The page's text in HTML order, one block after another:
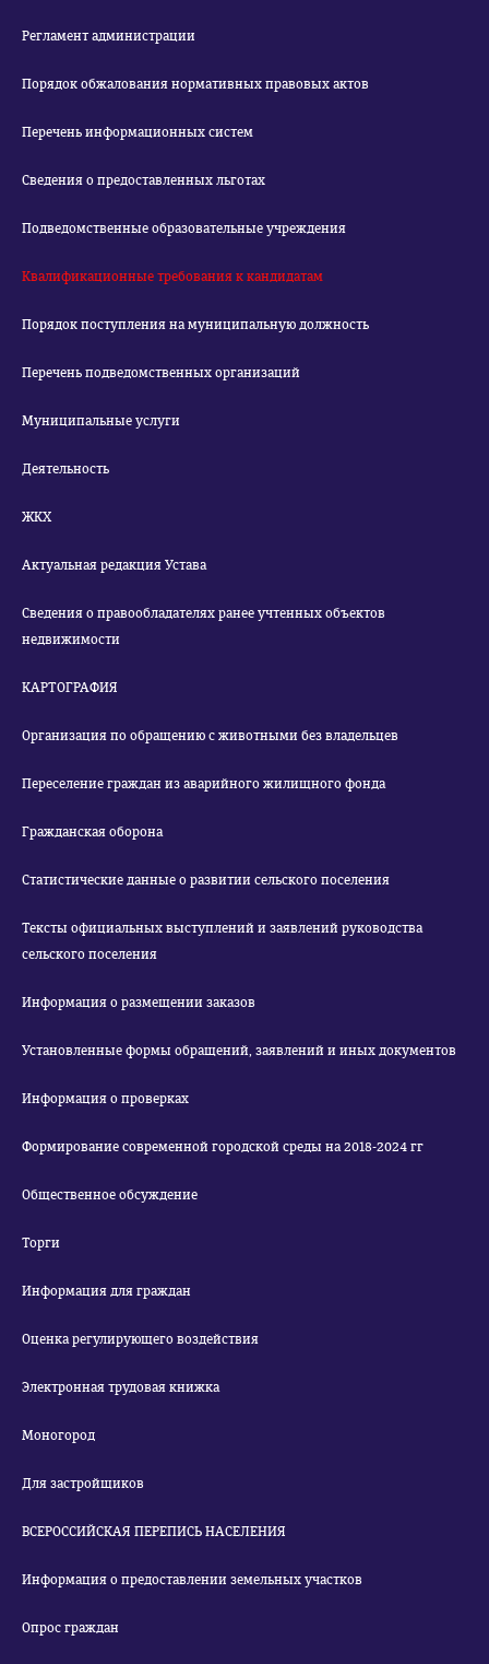
Регламент администрации
Порядок обжалования нормативных правовых актов
Перечень информационных систем
Сведения о предоставленных льготах
Подведомственные образовательные учреждения
Квалификационные требования к кандидатам
Порядок поступления на муниципальную должность
Перечень подведомственных организаций
Муниципальные услуги
Деятельность
ЖКХ
Актуальная редакция Устава
Сведения о правообладателях ранее учтенных объектов
недвижимости
КАРТОГРАФИЯ
Организация по обращению с животными без владельцев
Переселение граждан из аварийного жилищного фонда
Гражданская оборона
Статистические данные о развитии сельского поселения
Тексты официальных выступлений и заявлений руководства
сельского поселения
Информация о размещении заказов
Установленные формы обращений, заявлений и иных документов
Информация о проверках
Формирование современной городской среды на 2018-2024 гг
Общественное обсуждение
Торги
Информация для граждан
Оценка регулирующего воздействия
Электронная трудовая книжка
Моногород
Для застройщиков
ВСЕРОССИЙСКАЯ ПЕРЕПИСЬ НАСЕЛЕНИЯ
Информация о предоставлении земельных участков
Опрос граждан